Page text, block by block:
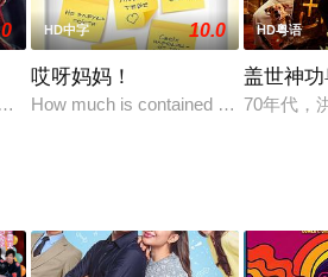
后，张驰（沈腾 饰）受邀作为车队主
HD中字 10.0
哎呀妈妈！
How much is contained in these two
HD粤语
盖世神
70年代，